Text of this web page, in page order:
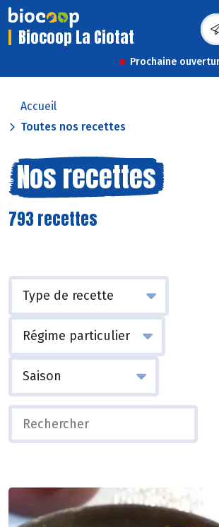
Biocoop La Ciotat
Prochaine
Accueil
Toutes nos recettes
Nos recettes
793 recettes